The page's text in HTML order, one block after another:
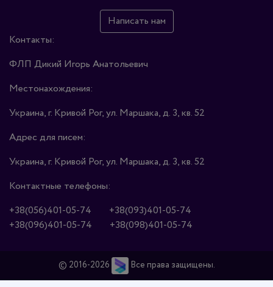
Написать нам
Контакты:
ФЛП Дикий Игорь Анатольевич
Местонахождения:
Украина, г. Кривой Рог, ул. Маршака, д. 3, кв. 52
Адрес для писем:
Украина, г. Кривой Рог, ул. Маршака, д. 3, кв. 52
Контактные телефоны:
+38(056)401-05-74
+38(093)401-05-74
+38(096)401-05-74
+38(098)401-05-74
© 2016-2026 Все права защищены.